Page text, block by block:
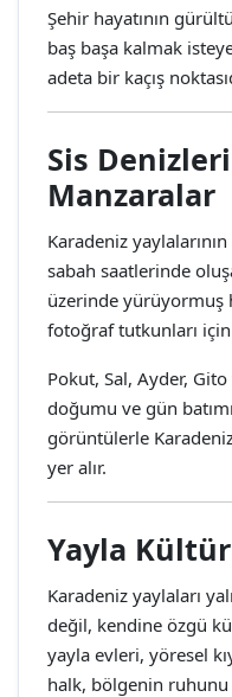
Şehir hayatının
baş başa kalmak
adeta bir kaçış
Sis
Manzaralar
Karadeniz
sabah saatlerinde
üzerinde yürüyormuş
fotoğraf tutkunları
Pokut, Sal, Ayder,
doğumu ve gün
görüntülerle
yer alır.
Yayla
Karadeniz yaylaları
değil, kendine özgü
yayla evleri, yöresel
halk, bölgenin ruhunu